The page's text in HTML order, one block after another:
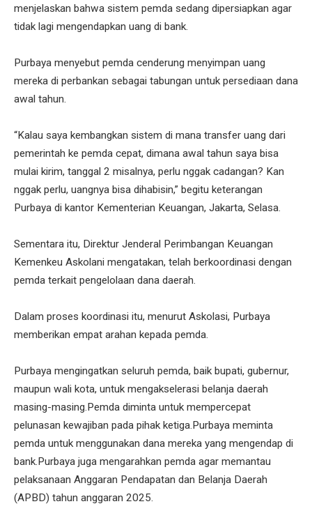
menjelaskan bahwa sistem pemda sedang dipersiapkan agar
tidak lagi mengendapkan uang di bank.
Purbaya menyebut pemda cenderung menyimpan uang
mereka di perbankan sebagai tabungan untuk persediaan dana
awal tahun.
“Kalau saya kembangkan sistem di mana transfer uang dari
pemerintah ke pemda cepat, dimana awal tahun saya bisa
mulai kirim, tanggal 2 misalnya, perlu nggak cadangan? Kan
nggak perlu, uangnya bisa dihabisin,” begitu keterangan
Purbaya di kantor Kementerian Keuangan, Jakarta, Selasa.
Sementara itu, Direktur Jenderal Perimbangan Keuangan
Kemenkeu Askolani mengatakan, telah berkoordinasi dengan
pemda terkait pengelolaan dana daerah.
Dalam proses koordinasi itu, menurut Askolasi, Purbaya
memberikan empat arahan kepada pemda.
Purbaya mengingatkan seluruh pemda, baik bupati, gubernur,
maupun wali kota, untuk mengakselerasi belanja daerah
masing-masing.Pemda diminta untuk mempercepat
pelunasan kewajiban pada pihak ketiga.Purbaya meminta
pemda untuk menggunakan dana mereka yang mengendap di
bank.Purbaya juga mengarahkan pemda agar memantau
pelaksanaan Anggaran Pendapatan dan Belanja Daerah
(APBD) tahun anggaran 2025.